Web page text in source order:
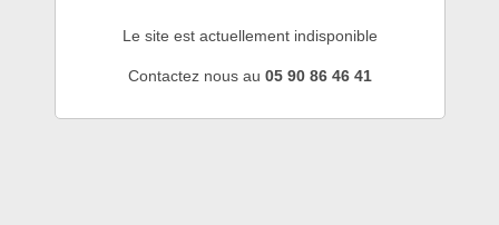
Le site est actuellement indisponible
Contactez nous au 05 90 86 46 41